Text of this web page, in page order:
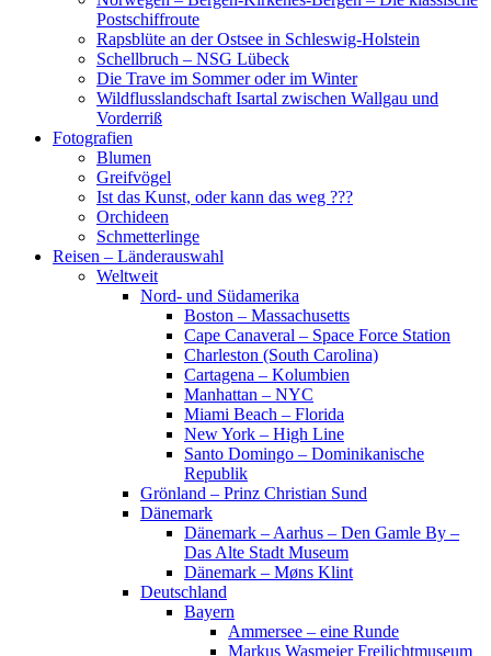
Postschiffroute
Rapsblüte an der Ostsee in Schleswig-Holstein
Schellbruch – NSG Lübeck
Die Trave im Sommer oder im Winter
Wildflusslandschaft Isartal zwischen Wallgau und
Vorderriß
Fotografien
Blumen
Greifvögel
Ist das Kunst, oder kann das weg ???
Orchideen
Schmetterlinge
Reisen – Länderauswahl
Weltweit
Nord- und Südamerika
Boston – Massachusetts
Cape Canaveral – Space Force Station
Charleston (South Carolina)
Cartagena – Kolumbien
Manhattan – NYC
Miami Beach – Florida
New York – High Line
Santo Domingo – Dominikanische
Republik
Grönland – Prinz Christian Sund
Dänemark
Dänemark – Aarhus – Den Gamle By –
Das Alte Stadt Museum
Dänemark – Møns Klint
Deutschland
Bayern
Ammersee – eine Runde
Markus Wasmeier Freilichtmuseum